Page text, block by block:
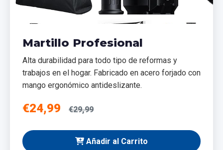
Martillo Profesional
Alta durabilidad para todo tipo de reformas y
trabajos en el hogar. Fabricado en acero forjado con
mango ergonómico antideslizante.
€24,99 €29,99
Añadir al Carrito